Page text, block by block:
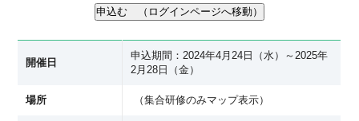
開催日
申込期間：2024年4月24日（水）～2025年
2月28日（金）
場所 （集合研修のみマップ表示）